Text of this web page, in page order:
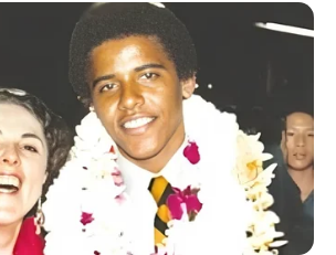
ดวงรายวัน 14 กันยายน 2565
14 ก.ย. 2022